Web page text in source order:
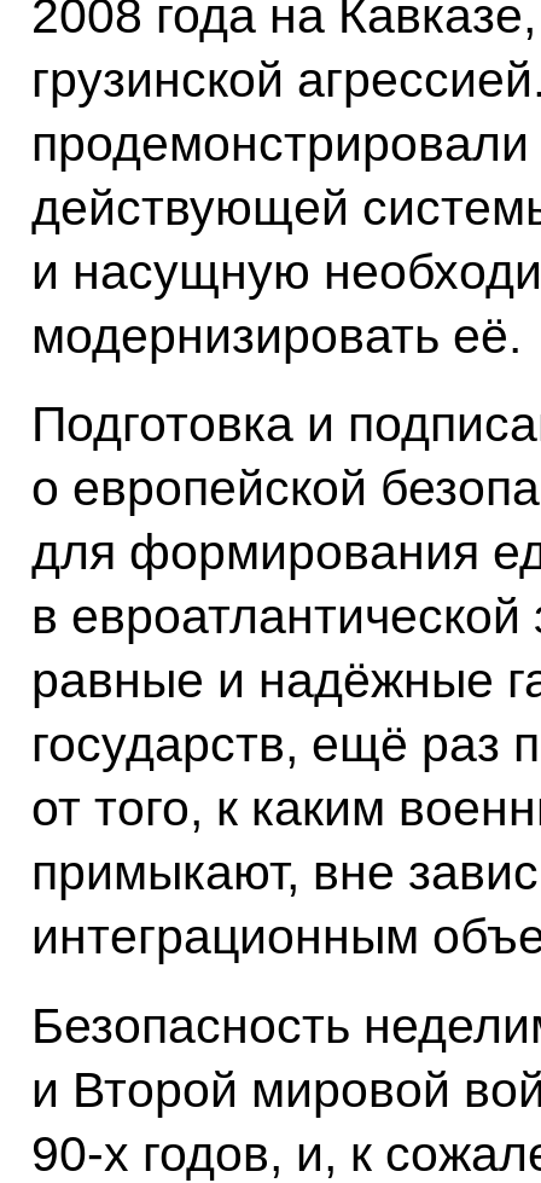
2008 года на
грузинской
действующей
и насущную
модернизировать её.
Подготовка и
о европейской
для формирования
в
равные и надёжные
государств, ещё раз
от того, к каким
примыкают, вне
интеграционным
Безопасность
и Второй мировой
90-х годов, и, к